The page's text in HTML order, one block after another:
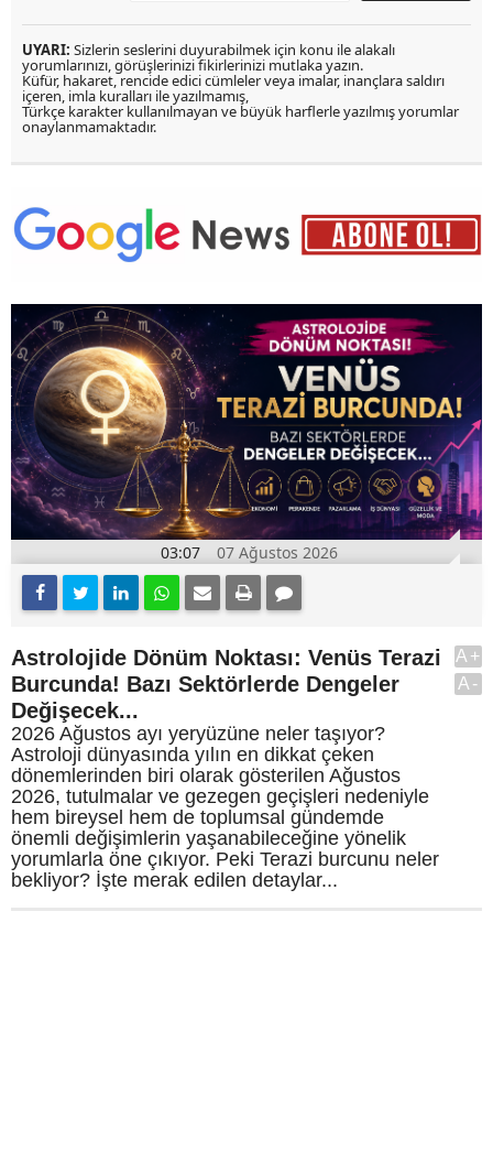
UYARI: Sizlerin seslerini duyurabilmek için konu ile alakalı
yorumlarınızı, görüşlerinizi fikirlerinizi mutlaka yazın.
Küfür, hakaret, rencide edici cümleler veya imalar, inançlara saldırı
içeren, imla kuralları ile yazılmamış,
Türkçe karakter kullanılmayan ve büyük harflerle yazılmış yorumlar
onaylanmamaktadır.
03:07 07 Ağustos 2026
Astrolojide Dönüm Noktası: Venüs Terazi
Burcunda! Bazı Sektörlerde Dengeler
Değişecek...
2026 Ağustos ayı yeryüzüne neler taşıyor?
Astroloji dünyasında yılın en dikkat çeken
dönemlerinden biri olarak gösterilen Ağustos
2026, tutulmalar ve gezegen geçişleri nedeniyle
hem bireysel hem de toplumsal gündemde
önemli değişimlerin yaşanabileceğine yönelik
yorumlarla öne çıkıyor. Peki Terazi burcunu neler
bekliyor? İşte merak edilen detaylar...
A+
A-